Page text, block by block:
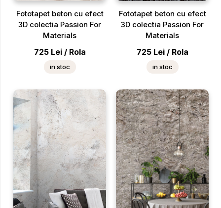
Fototapet beton cu efect
3D colectia Passion For
Materials
725 Lei / Rola
in stoc
Fototapet beton cu efect
3D colectia Passion For
Materials
725 Lei / Rola
in stoc